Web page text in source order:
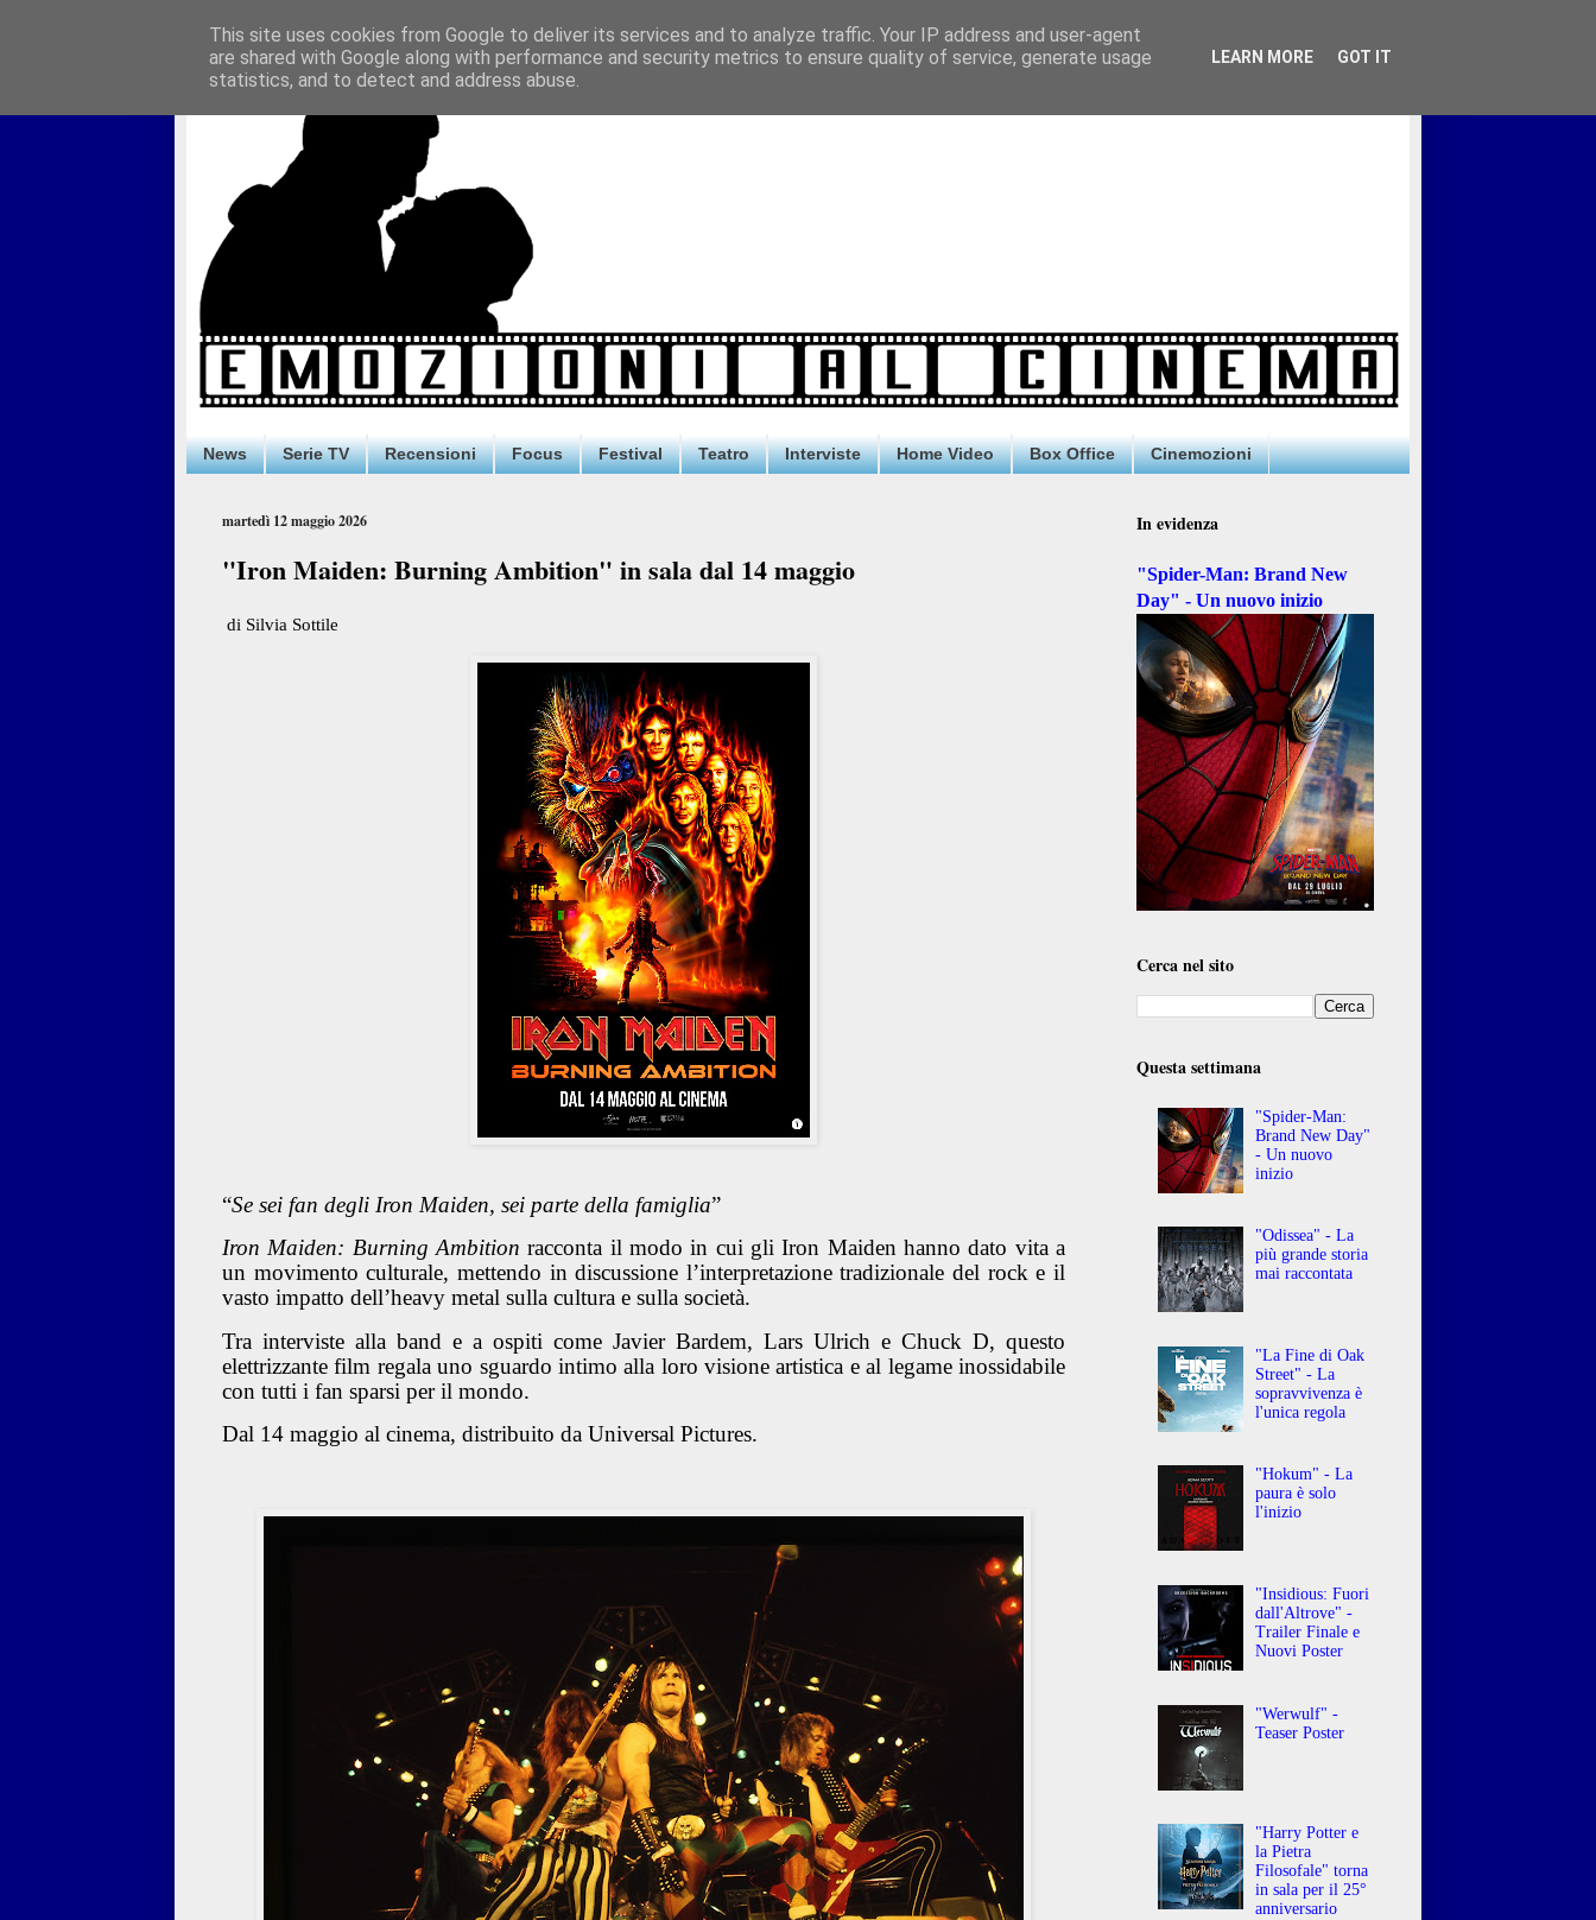
News Serie TV Recensioni Focus Festival Teatro Interviste Home Video Box Office Cinemozioni
martedì 12 maggio 2026
"Iron Maiden: Burning Ambition" in sala dal 14 maggio
di Silvia Sottile
“Se sei fan degli Iron Maiden, sei parte della famiglia”
Iron Maiden: Burning Ambition racconta il modo in cui gli Iron Maiden hanno dato vita a
un movimento culturale, mettendo in discussione l’interpretazione tradizionale del rock e il
vasto impatto dell’heavy metal sulla cultura e sulla società.
Tra interviste alla band e a ospiti come Javier Bardem, Lars Ulrich e Chuck D, questo
elettrizzante film regala uno sguardo intimo alla loro visione artistica e al legame inossidabile
con tutti i fan sparsi per il mondo.
Dal 14 maggio al cinema, distribuito da Universal Pictures.
In evidenza
"Spider-Man: Brand New
Day" - Un nuovo inizio
Cerca nel sito
Questa settimana
"Spider-Man:
Brand New Day"
- Un nuovo
inizio
"Odissea" - La
più grande storia
mai raccontata
"La Fine di Oak
Street" - La
sopravvivenza è
l'unica regola
"Hokum" - La
paura è solo
l'inizio
"Insidious: Fuori
dall'Altrove" -
Trailer Finale e
Nuovi Poster
"Werwulf" -
Teaser Poster
"Harry Potter e
la Pietra
Filosofale" torna
in sala per il 25°
anniversario
This site uses cookies from Google to deliver its services and to analyze traffic. Your IP address and user-agent
are shared with Google along with performance and security metrics to ensure quality of service, generate usage
statistics, and to detect and address abuse.
LEARN MORE GOT IT